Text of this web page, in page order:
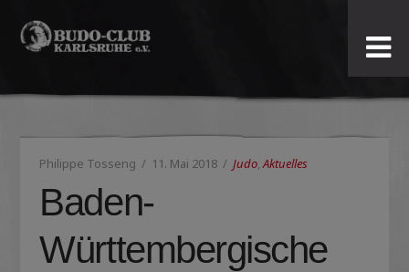
Budo-
Club
Karlsruhe
e.V.
Philippe Tosseng 11. Mai 2018 Judo,Aktuelles
Baden-
Württembergische